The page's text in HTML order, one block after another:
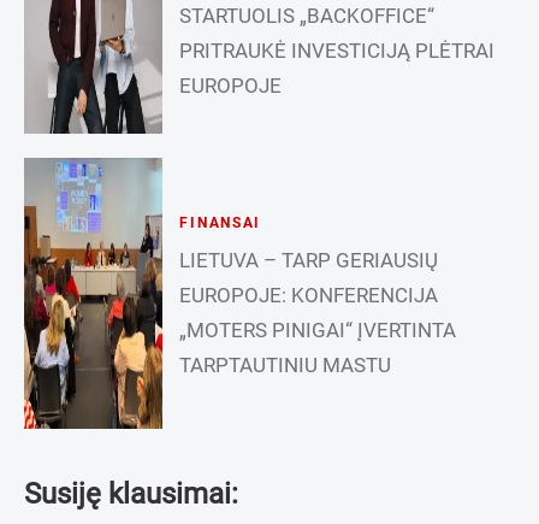
STARTUOLIS „BACKOFFICE“
PRITRAUKĖ INVESTICIJĄ PLĖTRAI
EUROPOJE
FINANSAI
LIETUVA – TARP GERIAUSIŲ
EUROPOJE: KONFERENCIJA
„MOTERS PINIGAI“ ĮVERTINTA
TARPTAUTINIU MASTU
Susiję klausimai: